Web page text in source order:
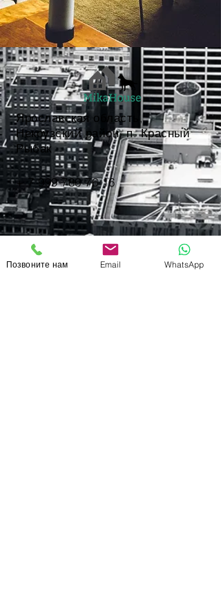
Ярославская область,
Некоузский район, п. Красный
Рыбак
+7 999 786 76 16
Оставте сообщение
Позвоните нам Email WhatsApp